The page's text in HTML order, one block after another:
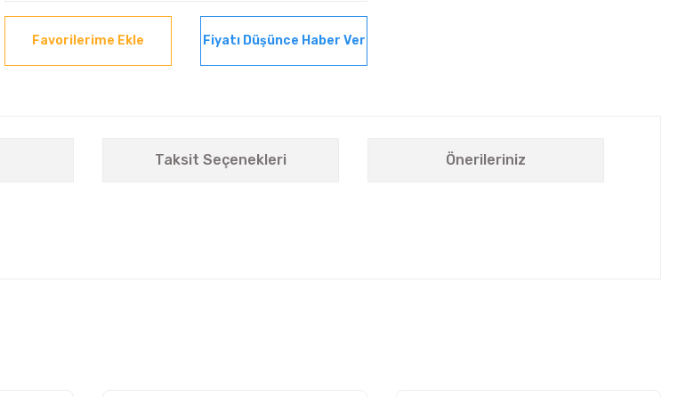
Fiyatı Düşünce Haber Ver
Taksit Seçenekleri Önerileriniz